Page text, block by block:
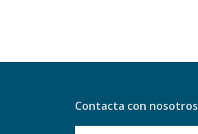
Contacta con nosotros